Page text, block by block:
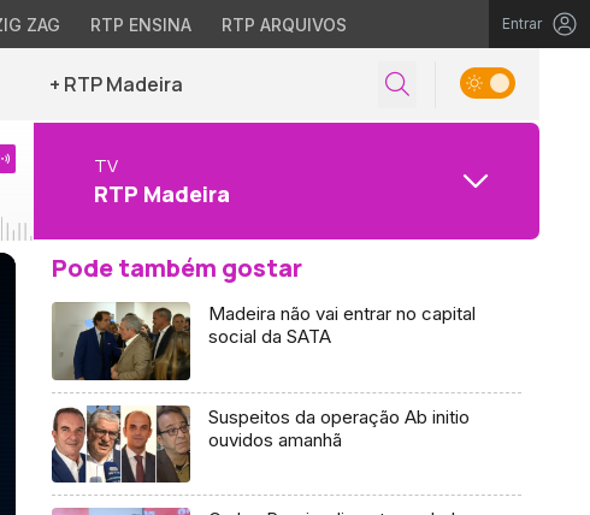
ZAG RTP ENSINA RTP ARQUIVOS Entrar
+ RTP Madeira
TV
RTP Madeira
Pode também gostar
Madeira não vai entrar no capital
social da SATA
Suspeitos da operação Ab initio
ouvidos amanhã